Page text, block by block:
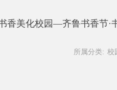
香美化校园—齐鲁书香节·
所属分类: 校